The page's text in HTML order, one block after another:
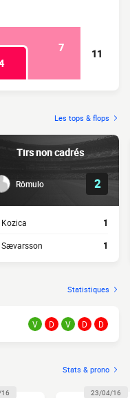
7
11
Les tops & flops
Tirs non cadrés
Rômulo 2
Kozica 1
Sævarsson 1
Statistiques
V D V D D
Stats & prono
23/04/16